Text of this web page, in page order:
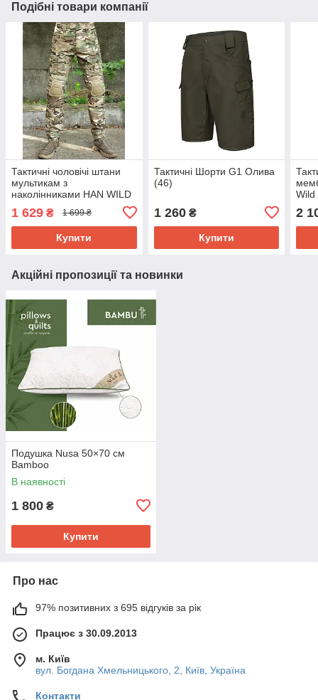
Подібні товари компанії
Тактичні чоловічі штани
мультикам з
наколінниками HAN WILD
1 629 ₴ 1 699 ₴
Купити
Тактичні Шорти G1 Олива
(46)
1 260₴
Купити
Wild
2
Акційні пропозиції та новинки
Подушка Nusa 50×70 см
Bamboo
В наявності
1 800 ₴
Купити
Про нас
97% позитивних з 695 відгуків за рік
Працює з 30.09.2013
м. Київ
вул. Богдана Хмельницького, 2, Київ, Україна
Контакти